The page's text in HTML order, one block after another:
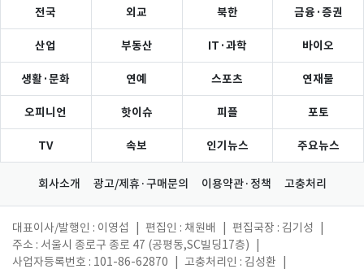
전국 외교 북한 금융·증권
산업 부동산 IT·과학 바이오
생활·문화 연예 스포츠 연재물
오피니언 핫이슈 피플 포토
TV 속보 인기뉴스 주요뉴스
회사소개 광고/제휴·구매문의 이용약관·정책 고충처리
대표이사/발행인 : 이영섭 편집인 : 채원배 편집국장 : 김기성
주소 : 서울시 종로구 종로 47 (공평동,SC빌딩17층)
사업자등록번호 : 101-86-62870
고충처리인 : 김성환